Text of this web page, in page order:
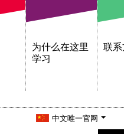
为什么在这里
学习
联
中文唯一官网